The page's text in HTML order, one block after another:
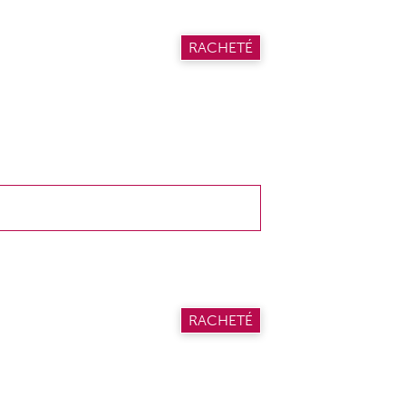
RACHETÉ
RACHETÉ